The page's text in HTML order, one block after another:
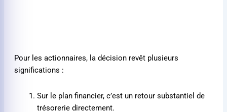
Pour les actionnaires, la décision revêt plusieurs
significations :
Sur le plan financier, c’est un retour substantiel de
trésorerie directement.